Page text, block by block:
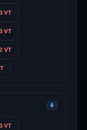
VT
VT
VT
6
VT